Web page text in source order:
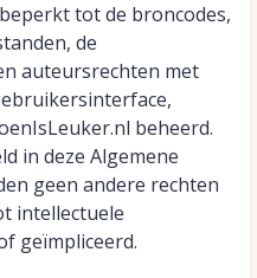
tot de broncodes,
de
auteursrechten met
beheerd.
in deze Algemene
geen andere rechten
intellectuele
geïmpliceerd.